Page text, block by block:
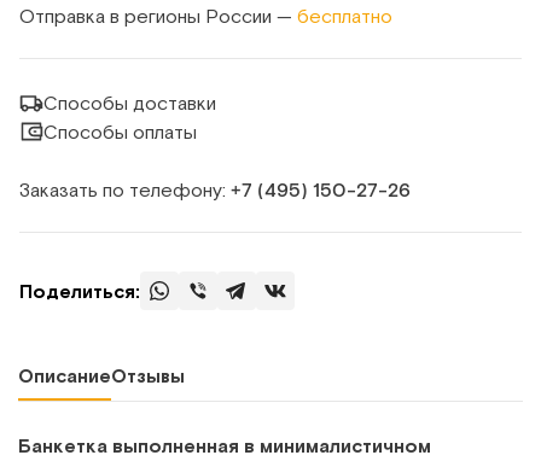
Отправка в регионы России — бесплатно
Способы доставки
Способы оплаты
Заказать по телефону: +7 (495) 150‑27‑26
Поделиться:
ОписаниеОтзывы
Банкетка выполненная в минималистичном